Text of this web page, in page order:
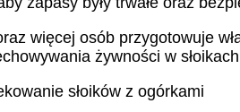
więcej osób przygotowuje
żywności w